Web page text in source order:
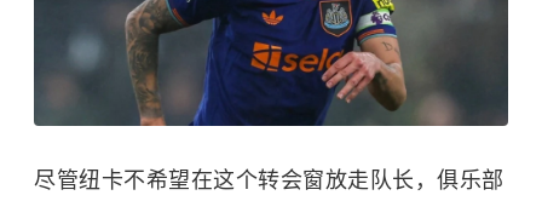
尽管纽卡不希望在这个转会窗放走队长，俱乐部